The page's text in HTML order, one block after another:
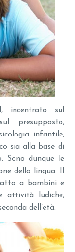
, incentrato sul
presupposto,
infantile,
sia alla base di
Sono dunque le
della lingua. Il
a bambini e
attività ludiche,
dell’età.